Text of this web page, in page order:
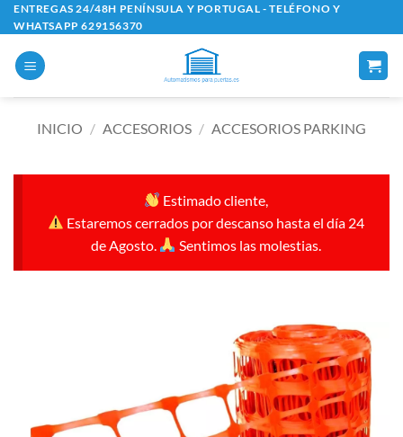
Saltar
al
contenido
ENTREGAS 24/48H PENÍNSULA Y PORTUGAL - TELÉFONO Y
WHATSAPP 629156370
INICIO / ACCESORIOS / ACCESORIOS PARKING
Estimado cliente,
Estaremos cerrados por descanso hasta el día 24
de Agosto.
Sentimos las molestias.